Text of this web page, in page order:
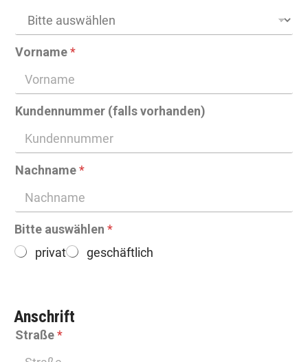
Vorname*
Kundennummer (falls vorhanden)
Nachname*
Bitte auswählen *
privat
geschäftlich
Anschrift
Straße*